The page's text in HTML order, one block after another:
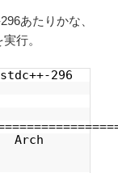
あたりかな、
行。
296